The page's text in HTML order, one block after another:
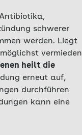
schwerer
werden. Liegt
vermieden
heilt die
erneut auf,
durchführen
kann eine